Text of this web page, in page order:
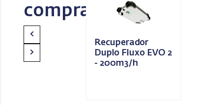
compra
Recuperador
Duplo Fluxo EVO 2
- 200m3/h